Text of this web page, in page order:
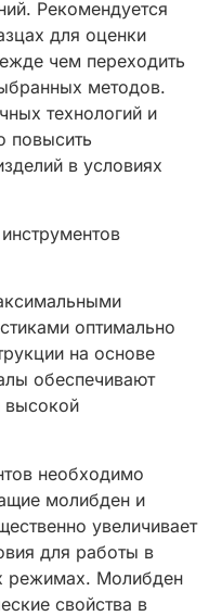
Рекомендуется
для оценки
чем переходить
методов.
технологий и
повысить
в условиях
оптимально
на основе
обеспечивают
высокой
необходимо
молибден и
увеличивает
для работы в
режимах. Молибден
свойства в